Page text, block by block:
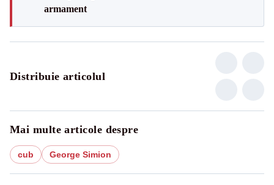
armament
Distribuie articolul
Mai multe articole despre
cub George Simion